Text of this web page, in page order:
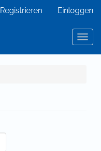
Registrieren Einloggen